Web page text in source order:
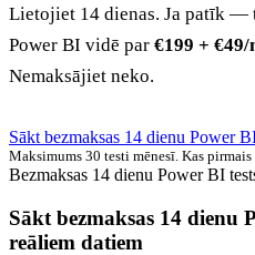
Lietojiet 14 dienas. Ja patīk —
Power BI vidē par €199 + €49/
Nemaksājiet neko.
Sākt bezmaksas 14 dienu Power
Maksimums 30 testi mēnesī. Kas pirmais
Bezmaksas 14 dienu Power BI
Sākt bezmaksas 14 dienu
reāliem datiem